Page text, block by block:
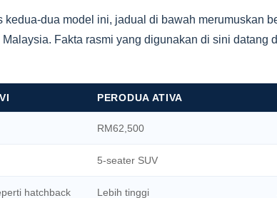
dua model ini, jadual di bawah merumuskan
Fakta rasmi yang digunakan di sini datang
PERODUA ATIVA
RM62,500
5-seater SUV
hatchback
Lebih tinggi